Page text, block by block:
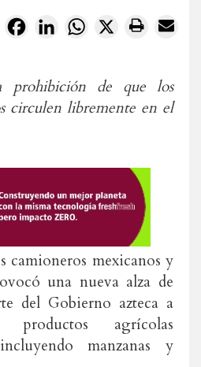
FacebookLinkedInWhatsApp
X
prohibición de que los
circulen libremente en el
camioneros mexicanos y
una nueva alza de
del Gobierno azteca a
agrícolas
manzanas y